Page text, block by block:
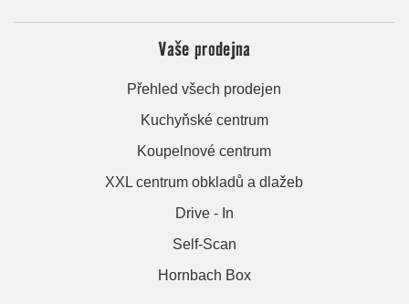
Vaše prodejna
Přehled všech prodejen
Kuchyňské centrum
Koupelnové centrum
XXL centrum obkladů a dlažeb
Drive - In
Self-Scan
Hornbach Box